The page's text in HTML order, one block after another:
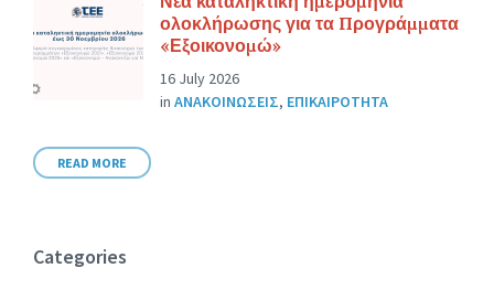
ολοκλήρωσης για τα Προγράμματα
«Εξοικονομώ»
16 July 2026
in ΑΝΑΚΟΙΝΩΣΕΙΣ, ΕΠΙΚΑΙΡΟΤΗΤΑ
READ MORE
Categories